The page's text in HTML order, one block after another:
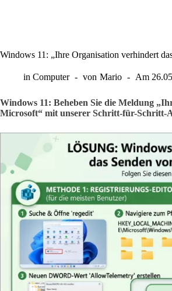
Windows 11: „Ihre Organisation verhindert
in Computer von Mario Am
Windows 11: Beheben Sie die Meldung
Microsoft“ mit unserer Schritt-für-Schritt-